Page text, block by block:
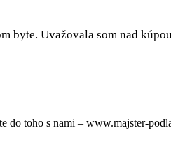
byte. Uvažovala som nad
do toho s nami – www.majster-